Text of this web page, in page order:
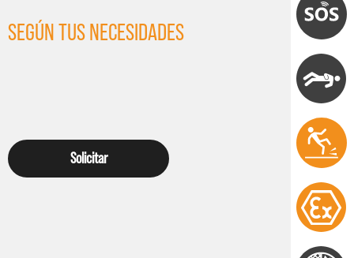
SEGÚN TUS NECESIDADES
Solicitar